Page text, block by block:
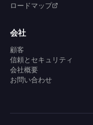
ロードマップ
会社
顧客
信頼とセキュリティ
会社概要
お問い合わせ